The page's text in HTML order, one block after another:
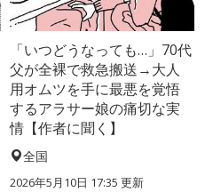
「いつどうなっても…」70代
父が全裸で救急搬送→大人
用オムツを手に最悪を覚悟
するアラサー娘の痛切な実
情【作者に聞く】
全国
2026年5月10日 17:35 更新